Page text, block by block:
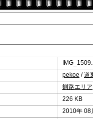
pekoe /道
釧路エリア
226 KB
2010年 08